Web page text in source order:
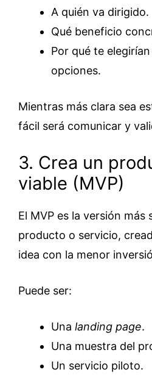
A quién va dirigido.
Qué beneficio
Por qué te
opciones.
Mientras más clara sea
fácil será comunicar y
3. Crea un
viable (MVP)
El MVP es la versión más
producto o servicio,
idea con la menor
Puede ser:
Una landing page.
Una muestra del
Un servicio piloto.